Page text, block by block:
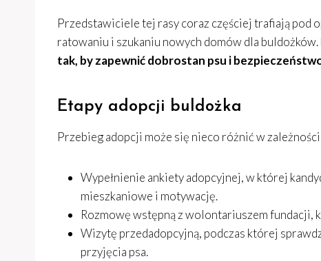
Przedstawiciele tej rasy coraz częściej trafiają pod
ratowaniu i szukaniu nowych domów dla buldożków.
tak, by zapewnić dobrostan psu i
Etapy adopcji buldożka
Przebieg adopcji może się nieco różnić w
Wypełnienie ankiety adopcyjnej, w której
mieszkaniowe i motywację.
Rozmowę wstępną z wolontariuszem
Wizytę przedadopcyjną, podczas której
przyjęcia psa.